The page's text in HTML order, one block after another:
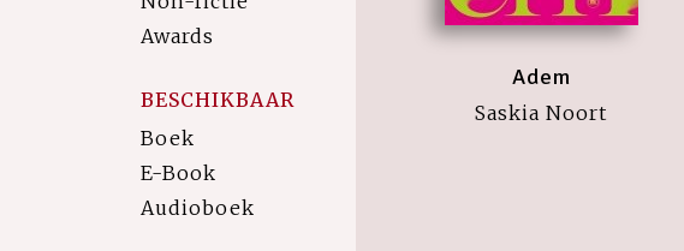
Awards
BESCHIKBAAR
Boek
E-Book
Audioboek
Adem
Saskia Noort